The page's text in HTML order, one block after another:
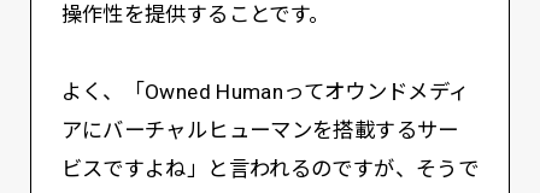
操作性を提供することです。
よく、「Owned Humanってオウンドメディ
アにバーチャルヒューマンを搭載するサー
ビスですよね」と言われるのですが、そうで